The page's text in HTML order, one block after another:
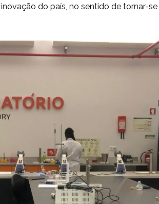
do país, no sentido de tornar-